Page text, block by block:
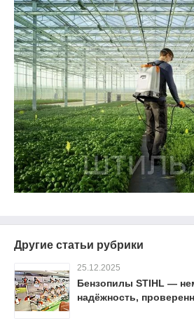
Другие статьи рубрики
25.12.2025
Бензопилы STIHL —
надёжность,